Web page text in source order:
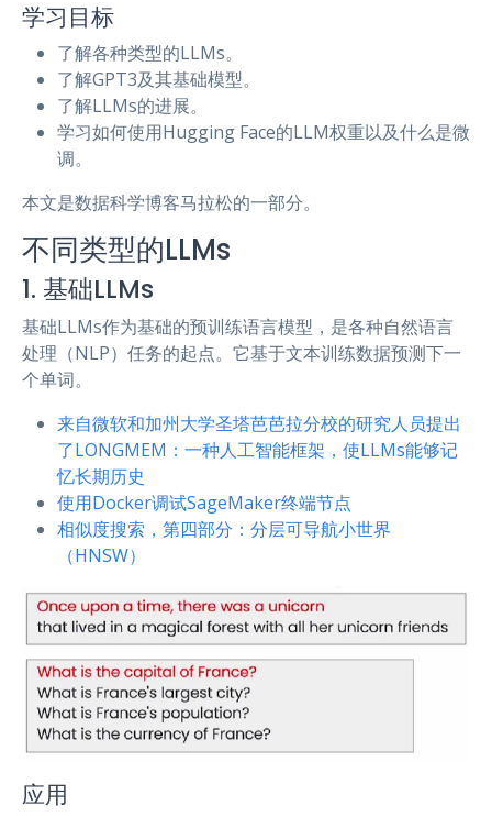
学习目标
了解各种类型的LLMs。
了解GPT3及其基础模型。
了解LLMs的进展。
学习如何使用Hugging Face的LLM权重以及什么是微
调。
本文是数据科学博客马拉松的一部分。
不同类型的LLMs
1. 基础LLMs
基础LLMs作为基础的预训练语言模型，是各种自然语言
处理（NLP）任务的起点。它基于文本训练数据预测下一
个单词。
来自微软和加州大学圣塔芭芭拉分校的研究人员提出
了LONGMEM：一种人工智能框架，使LLMs能够记
忆长期历史
使用Docker调试SageMaker终端节点
相似度搜索，第四部分：分层可导航小世界
（HNSW）
应用